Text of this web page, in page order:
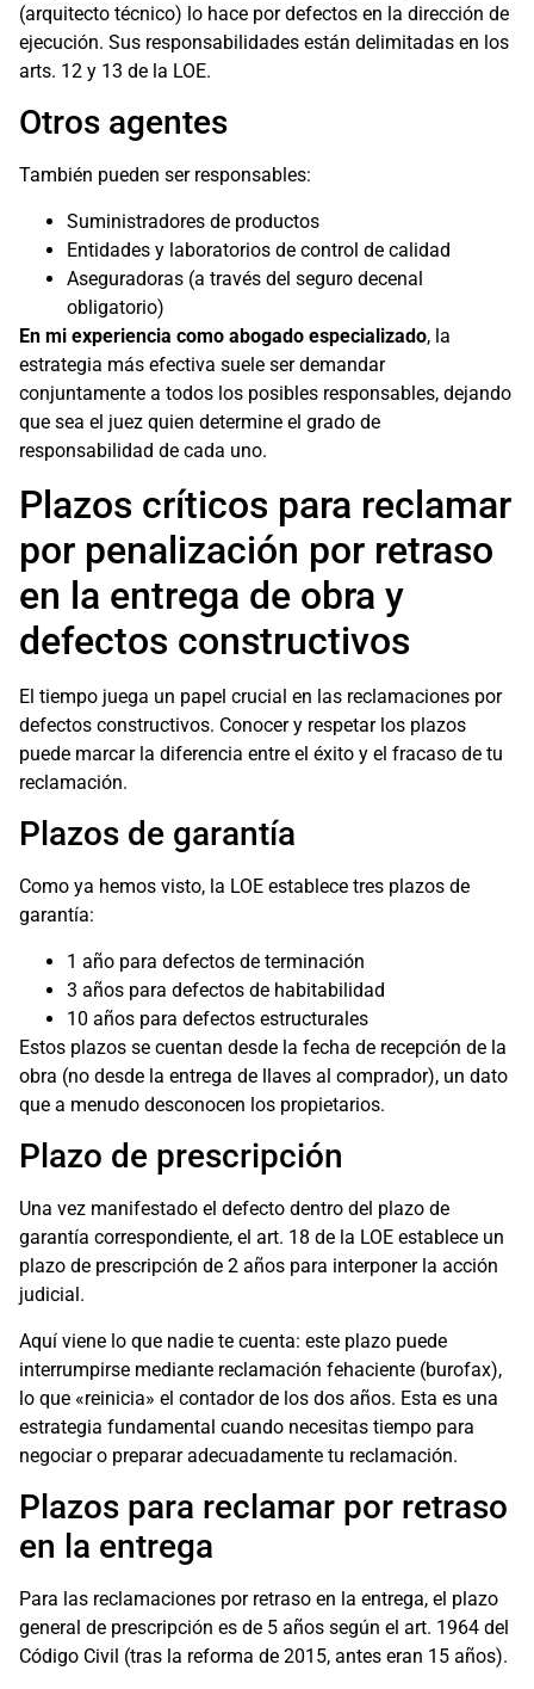
(arquitecto técnico) lo hace por defectos en la dirección de
ejecución. Sus responsabilidades están delimitadas en los
arts. 12 y 13 de la LOE.
Otros agentes
También pueden ser responsables:
Suministradores de productos
Entidades y laboratorios de control de calidad
Aseguradoras (a través del seguro decenal
obligatorio)
En mi experiencia como abogado especializado, la
estrategia más efectiva suele ser demandar
conjuntamente a todos los posibles responsables, dejando
que sea el juez quien determine el grado de
responsabilidad de cada uno.
Plazos críticos para reclamar
por penalización por retraso
en la entrega de obra y
defectos constructivos
El tiempo juega un papel crucial en las reclamaciones por
defectos constructivos. Conocer y respetar los plazos
puede marcar la diferencia entre el éxito y el fracaso de tu
reclamación.
Plazos de garantía
Como ya hemos visto, la LOE establece tres plazos de
garantía:
1 año para defectos de terminación
3 años para defectos de habitabilidad
10 años para defectos estructurales
Estos plazos se cuentan desde la fecha de recepción de la
obra (no desde la entrega de llaves al comprador), un dato
que a menudo desconocen los propietarios.
Plazo de prescripción
Una vez manifestado el defecto dentro del plazo de
garantía correspondiente, el art. 18 de la LOE establece un
plazo de prescripción de 2 años para interponer la acción
judicial.
Aquí viene lo que nadie te cuenta: este plazo puede
interrumpirse mediante reclamación fehaciente (burofax),
lo que «reinicia» el contador de los dos años. Esta es una
estrategia fundamental cuando necesitas tiempo para
negociar o preparar adecuadamente tu reclamación.
Plazos para reclamar por retraso
en la entrega
Para las reclamaciones por retraso en la entrega, el plazo
general de prescripción es de 5 años según el art. 1964 del
Código Civil (tras la reforma de 2015, antes eran 15 años).